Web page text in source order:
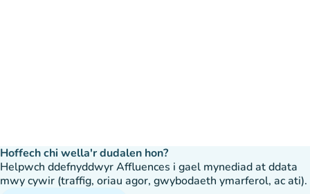
Hoffech chi wella'r dudalen hon?
Helpwch ddefnyddwyr Affluences i gael mynediad at ddata
mwy cywir (traffig, oriau agor, gwybodaeth ymarferol, ac ati).